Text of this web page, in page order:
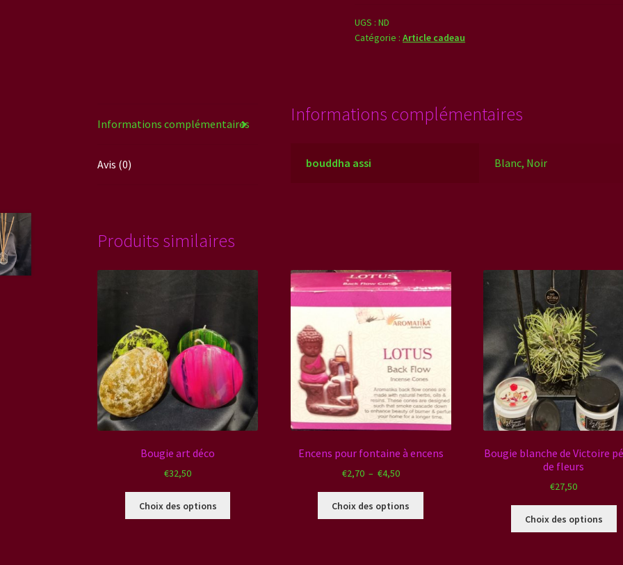
d'huiles
essentielles
UGS :ND
Catégorie :Article cadeau
Informations complémentaires
Avis (0)
Informations complémentaires
bouddha assi Blanc, Noir
Produits similaires
Bougie art déco
€32,50
Choix des options
Encens pour fontaine à encens
€2,70 – €4,50Plage
prix :
€2,70
Choix des options
Bougie blanche de Victoire
de fleurs
€27,50
Choix des options